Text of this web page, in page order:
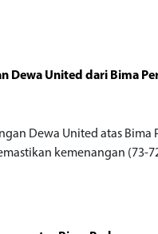
Dewa United dari Bima
Dewa United atas Bima
kemenangan (73-